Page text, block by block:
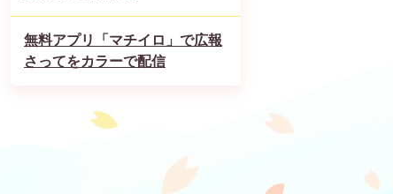
無料アプリ「マチイロ」で広報
さってをカラーで配信